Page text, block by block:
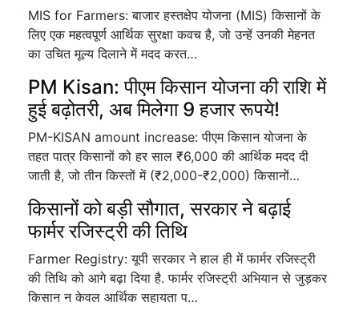
MIS for Farmers: बाजार हस्तक्षेप योजना (MIS) किसानों के
लिए एक महत्वपूर्ण आर्थिक सुरक्षा कवच है, जो उन्हें उनकी मेहनत
का उचित मूल्य दिलाने में मदद करत…
PM Kisan: पीएम किसान योजना की राशि में
हुई बढ़ोतरी, अब मिलेगा 9 हजार रूपये!
PM-KISAN amount increase: पीएम किसान योजना के
तहत पात्र किसानों को हर साल ₹6,000 की आर्थिक मदद दी
जाती है, जो तीन किस्तों में (₹2,000-₹2,000) किसानों…
किसानों को बड़ी सौगात, सरकार ने बढ़ाई
फार्मर रजिस्ट्री की तिथि
Farmer Registry: यूपी सरकार ने हाल ही में फार्मर रजिस्ट्री
की तिथि को आगे बढ़ा दिया है. फार्मर रजिस्ट्री अभियान से जुड़कर
किसान न केवल आर्थिक सहायता प…